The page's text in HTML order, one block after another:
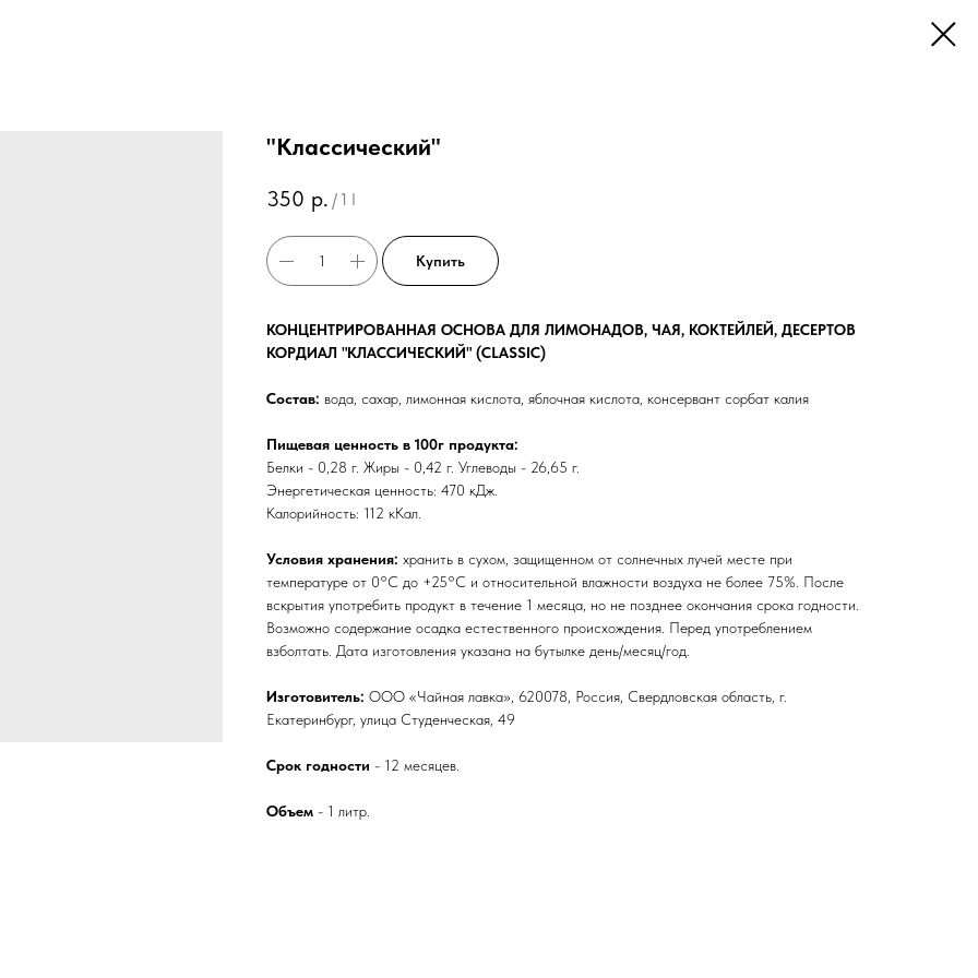
"Классический"
350 р. / 1 l
Купить
КОНЦЕНТРИРОВАННАЯ ОСНОВА ДЛЯ ЛИМОНАДОВ, ЧАЯ, КОКТЕЙЛЕЙ, ДЕСЕРТОВ
КОРДИАЛ "КЛАССИЧЕСКИЙ" (CLASSIC)
Состав: вода, сахар, лимонная кислота, яблочная кислота, консервант сорбат калия
Пищевая ценность в 100г продукта:
Белки - 0,28 г. Жиры - 0,42 г. Углеводы - 26,65 г.
Энергетическая ценность: 470 кДж.
Калорийность: 112 кКал.
Условия хранения: хранить в сухом, защищенном от солнечных лучей месте при
температуре от 0°C до +25°C и относительной влажности воздуха не более 75%. После
вскрытия употребить продукт в течение 1 месяца, но не позднее окончания срока годности.
Возможно содержание осадка естественного происхождения. Перед употреблением
взболтать. Дата изготовления указана на бутылке день/месяц/год.
Изготовитель: ООО «Чайная лавка», 620078, Россия, Свердловская область, г.
Екатеринбург, улица Студенческая, 49
Срок годности - 12 месяцев.
Объем - 1 литр.